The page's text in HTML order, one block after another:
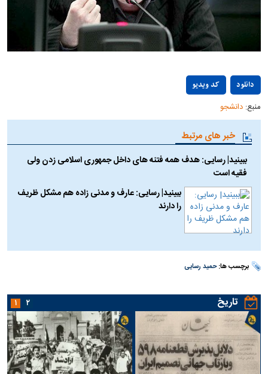
کد ویدیو
دانلود
منبع:دانشجو
خبر های مرتبط
ببینید| رسایی: هدف همه فتنه های داخل جمهوری اسلامی زدن ولی
فقیه است
ببینید| رسایی: عارف و مدنی زاده هم مشکل ظریف
را دارند
برچسب ها:حمید رسایی
تاریخ ۱ ۲